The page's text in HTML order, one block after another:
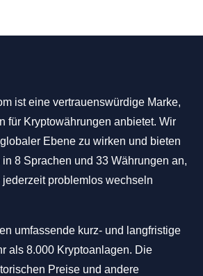
ist eine vertrauenswürdige Marke,
für Kryptowährungen anbietet. Wir
Ebene zu wirken und bieten
8 Sprachen und 33 Währungen an,
problemlos wechseln
umfassende kurz- und langfristige
als 8.000 Kryptoanlagen. Die
Preise und andere